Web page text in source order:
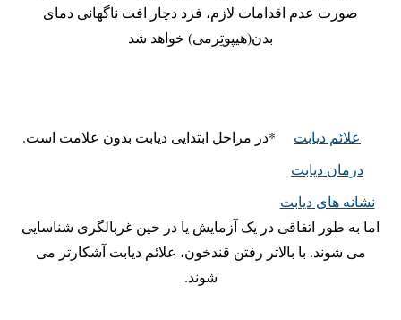
صورت عدم اقدامات لازم، فرد دچار افت ناگهانی دمای
بدن(هیپوتِرمی) خواهد شد
علائم دیابت
درمان دیابت
نشانه های دیابت
*در مراحل ابتدایی دیابت بدون علامت است.
اما به طور اتفاقی در یک آزمایش یا در حین غربالگری شناسایی
می شوند. با بالاتر رفتن قندخون، علائم دیابت آشکارتر می
شوند.